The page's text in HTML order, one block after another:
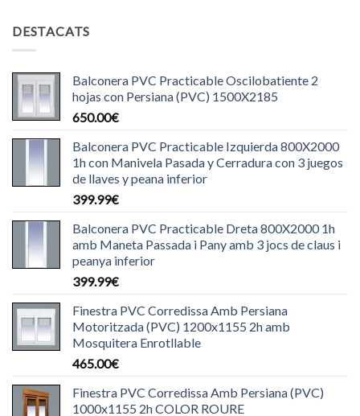
DESTACATS
Balconera PVC Practicable Oscilobatiente 2
hojas con Persiana (PVC) 1500X2185
650.00€
Balconera PVC Practicable Izquierda 800X2000
1h con Manivela Pasada y Cerradura con 3 juegos
de llaves y peana inferior
399.99€
Balconera PVC Practicable Dreta 800X2000 1h
amb Maneta Passada i Pany amb 3 jocs de claus i
peanya inferior
399.99€
Finestra PVC Corredissa Amb Persiana
Motoritzada (PVC) 1200x1155 2h amb
Mosquitera Enrotllable
465.00€
Finestra PVC Corredissa Amb Persiana (PVC)
1000x1155 2h COLOR ROURE